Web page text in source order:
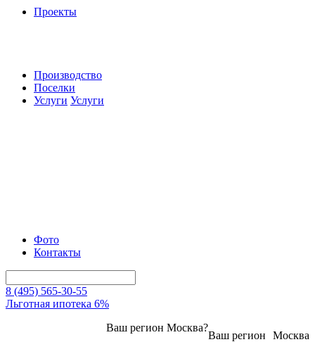
Проекты
Производство
Поселки
Услуги Услуги
Фото
Контакты
8 (495) 565-30-55
Льготная ипотека 6%
Москва
Ваш регион
Ваш регион Москва?